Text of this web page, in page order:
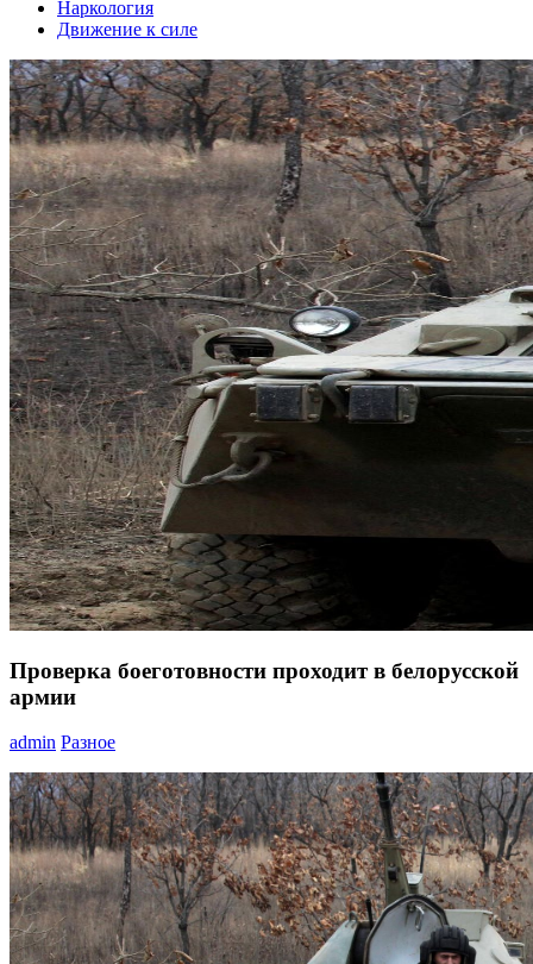
Наркология
Движение к силе
Проверка боеготовности проходит в белорусской
армии
admin Разное